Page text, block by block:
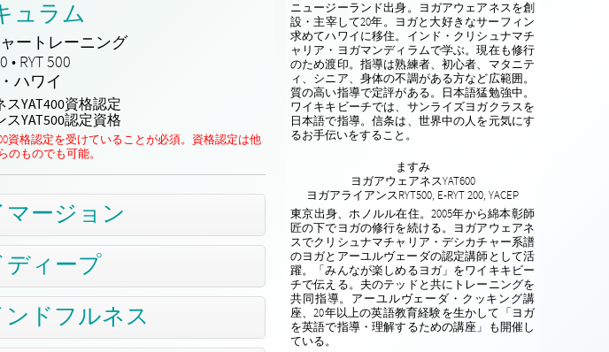
ュラム
ートレーニング
• RYT 500
ハワイ
YAT400資格認定
YAT500認定資格
資格認定を受けていることが必須。資格認定は他
のものでも可能。
ージョン
ィープ
ドフルネス
ニュージーランド出身。ヨガアウェアネスを創
設・主宰して20年。ヨガと大好きなサーフィン
求めてハワイに移住。インド・クリシュナマチ
ャリア・ヨガマンディラムで学ぶ。現在も修行
のため渡印。指導は熟練者、初心者、マタニテ
ィ、シニア、身体の不調がある方など広範囲。
質の高い指導で定評がある。日本語猛勉強中。
ワイキキビーチでは、サンライズヨガクラスを
日本語で指導。信条は、世界中の人を元気にす
るお手伝いをすること。
ますみ
ヨガアウェアネスYAT600
ヨガアライアンスRYT500, E-RYT 200, YACEP
東京出身、ホノルル在住。2005年から綿本彰師
匠の下でヨガの修行を続ける。ヨガアウェアネ
スでクリシュナマチャリア・デシカチャー系譜
のヨガとアーユルヴェーダの認定講師として活
躍。「みんなが楽しめるヨガ」をワイキキビー
チで伝える。夫のテッドと共にトレーニングを
共同指導。アーユルヴェーダ・クッキング講
座、20年以上の英語教育経験を生かして「ヨガ
を英語で指導・理解するための講座」も開催し
ている。